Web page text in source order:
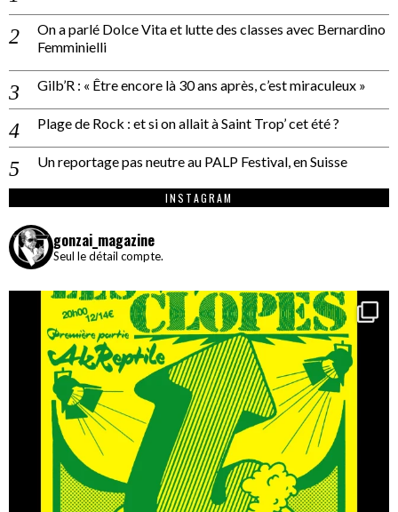
On a parlé Dolce Vita et lutte des classes avec Bernardino
Femminielli
Gilb’R : « Être encore là 30 ans après, c’est miraculeux »
Plage de Rock : et si on allait à Saint Trop’ cet été ?
Un reportage pas neutre au PALP Festival, en Suisse
INSTAGRAM
gonzai_magazine
Seul le détail compte.